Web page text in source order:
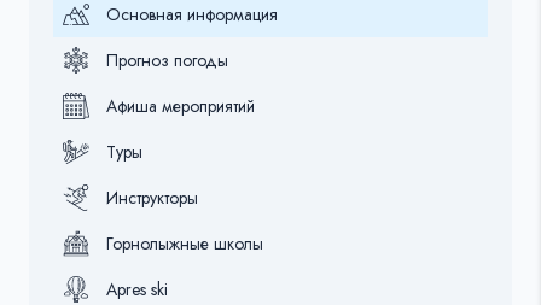
Основная информация
Прогноз погоды
Афиша мероприятий
Туры
Инструкторы
Горнолыжные школы
Apres ski